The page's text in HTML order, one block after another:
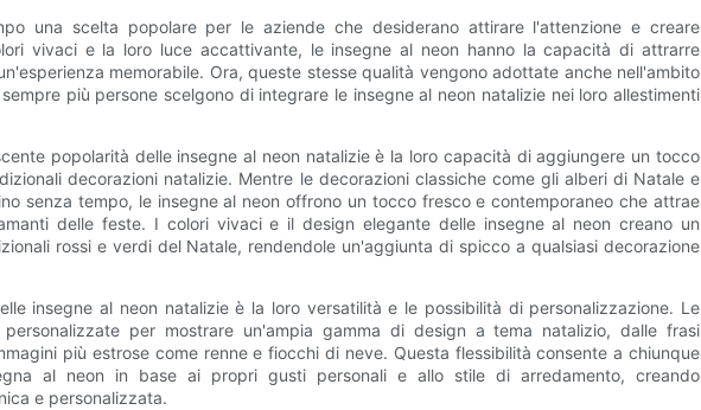
una scelta popolare per le aziende che desiderano attirare l'attenzione e creare
vivaci e la loro luce accattivante, le insegne al neon hanno la capacità di attrarre
memorabile. Ora, queste stesse qualità vengono adottate anche nell'ambito
più persone scelgono di integrare le insegne al neon natalizie nei loro allestimenti
popolarità delle insegne al neon natalizie è la loro capacità di aggiungere un tocco
decorazioni natalizie. Mentre le decorazioni classiche come gli alberi di Natale e
senza tempo, le insegne al neon offrono un tocco fresco e contemporaneo che attrae
delle feste. I colori vivaci e il design elegante delle insegne al neon creano un
rossi e verdi del Natale, rendendole un'aggiunta di spicco a qualsiasi decorazione
insegne al neon natalizie è la loro versatilità e le possibilità di personalizzazione. Le
per mostrare un'ampia gamma di design a tema natalizio, dalle frasi
più estrose come renne e fiocchi di neve. Questa flessibilità consente a chiunque
al neon in base ai propri gusti personali e allo stile di arredamento, creando
e personalizzata.